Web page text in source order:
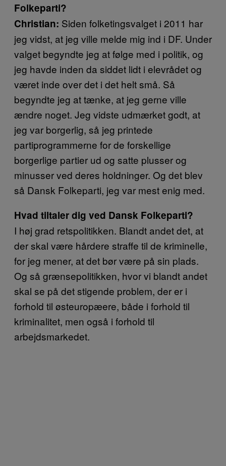
Folkeparti?
Christian: Siden folketingsvalget i 2011 har
jeg vidst, at jeg ville melde mig ind i DF. Under
valget begyndte jeg at følge med i politik, og
jeg havde inden da siddet lidt i elevrådet og
været inde over det i det helt små. Så
begyndte jeg at tænke, at jeg gerne ville
ændre noget. Jeg vidste udmærket godt, at
jeg var borgerlig, så jeg printede
partiprogrammerne for de forskellige
borgerlige partier ud og satte plusser og
minusser ved deres holdninger. Og det blev
så Dansk Folkeparti, jeg var mest enig med.
Hvad tiltaler dig ved Dansk Folkeparti?
I høj grad retspolitikken. Blandt andet det, at
der skal være hårdere straffe til de kriminelle,
for jeg mener, at det bør være på sin plads.
Og så grænsepolitikken, hvor vi blandt andet
skal se på det stigende problem, der er i
forhold til østeuropæere, både i forhold til
kriminalitet, men også i forhold til
arbejdsmarkedet.